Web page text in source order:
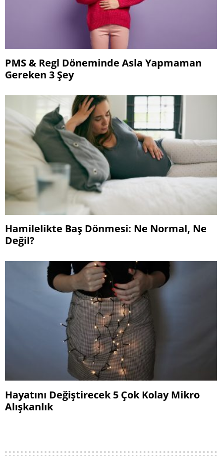
PMS & Regl Döneminde Asla Yapmaman
Gereken 3 Şey
Hamilelikte Baş Dönmesi: Ne Normal, Ne
Değil?
Hayatını Değiştirecek 5 Çok Kolay Mikro
Alışkanlık